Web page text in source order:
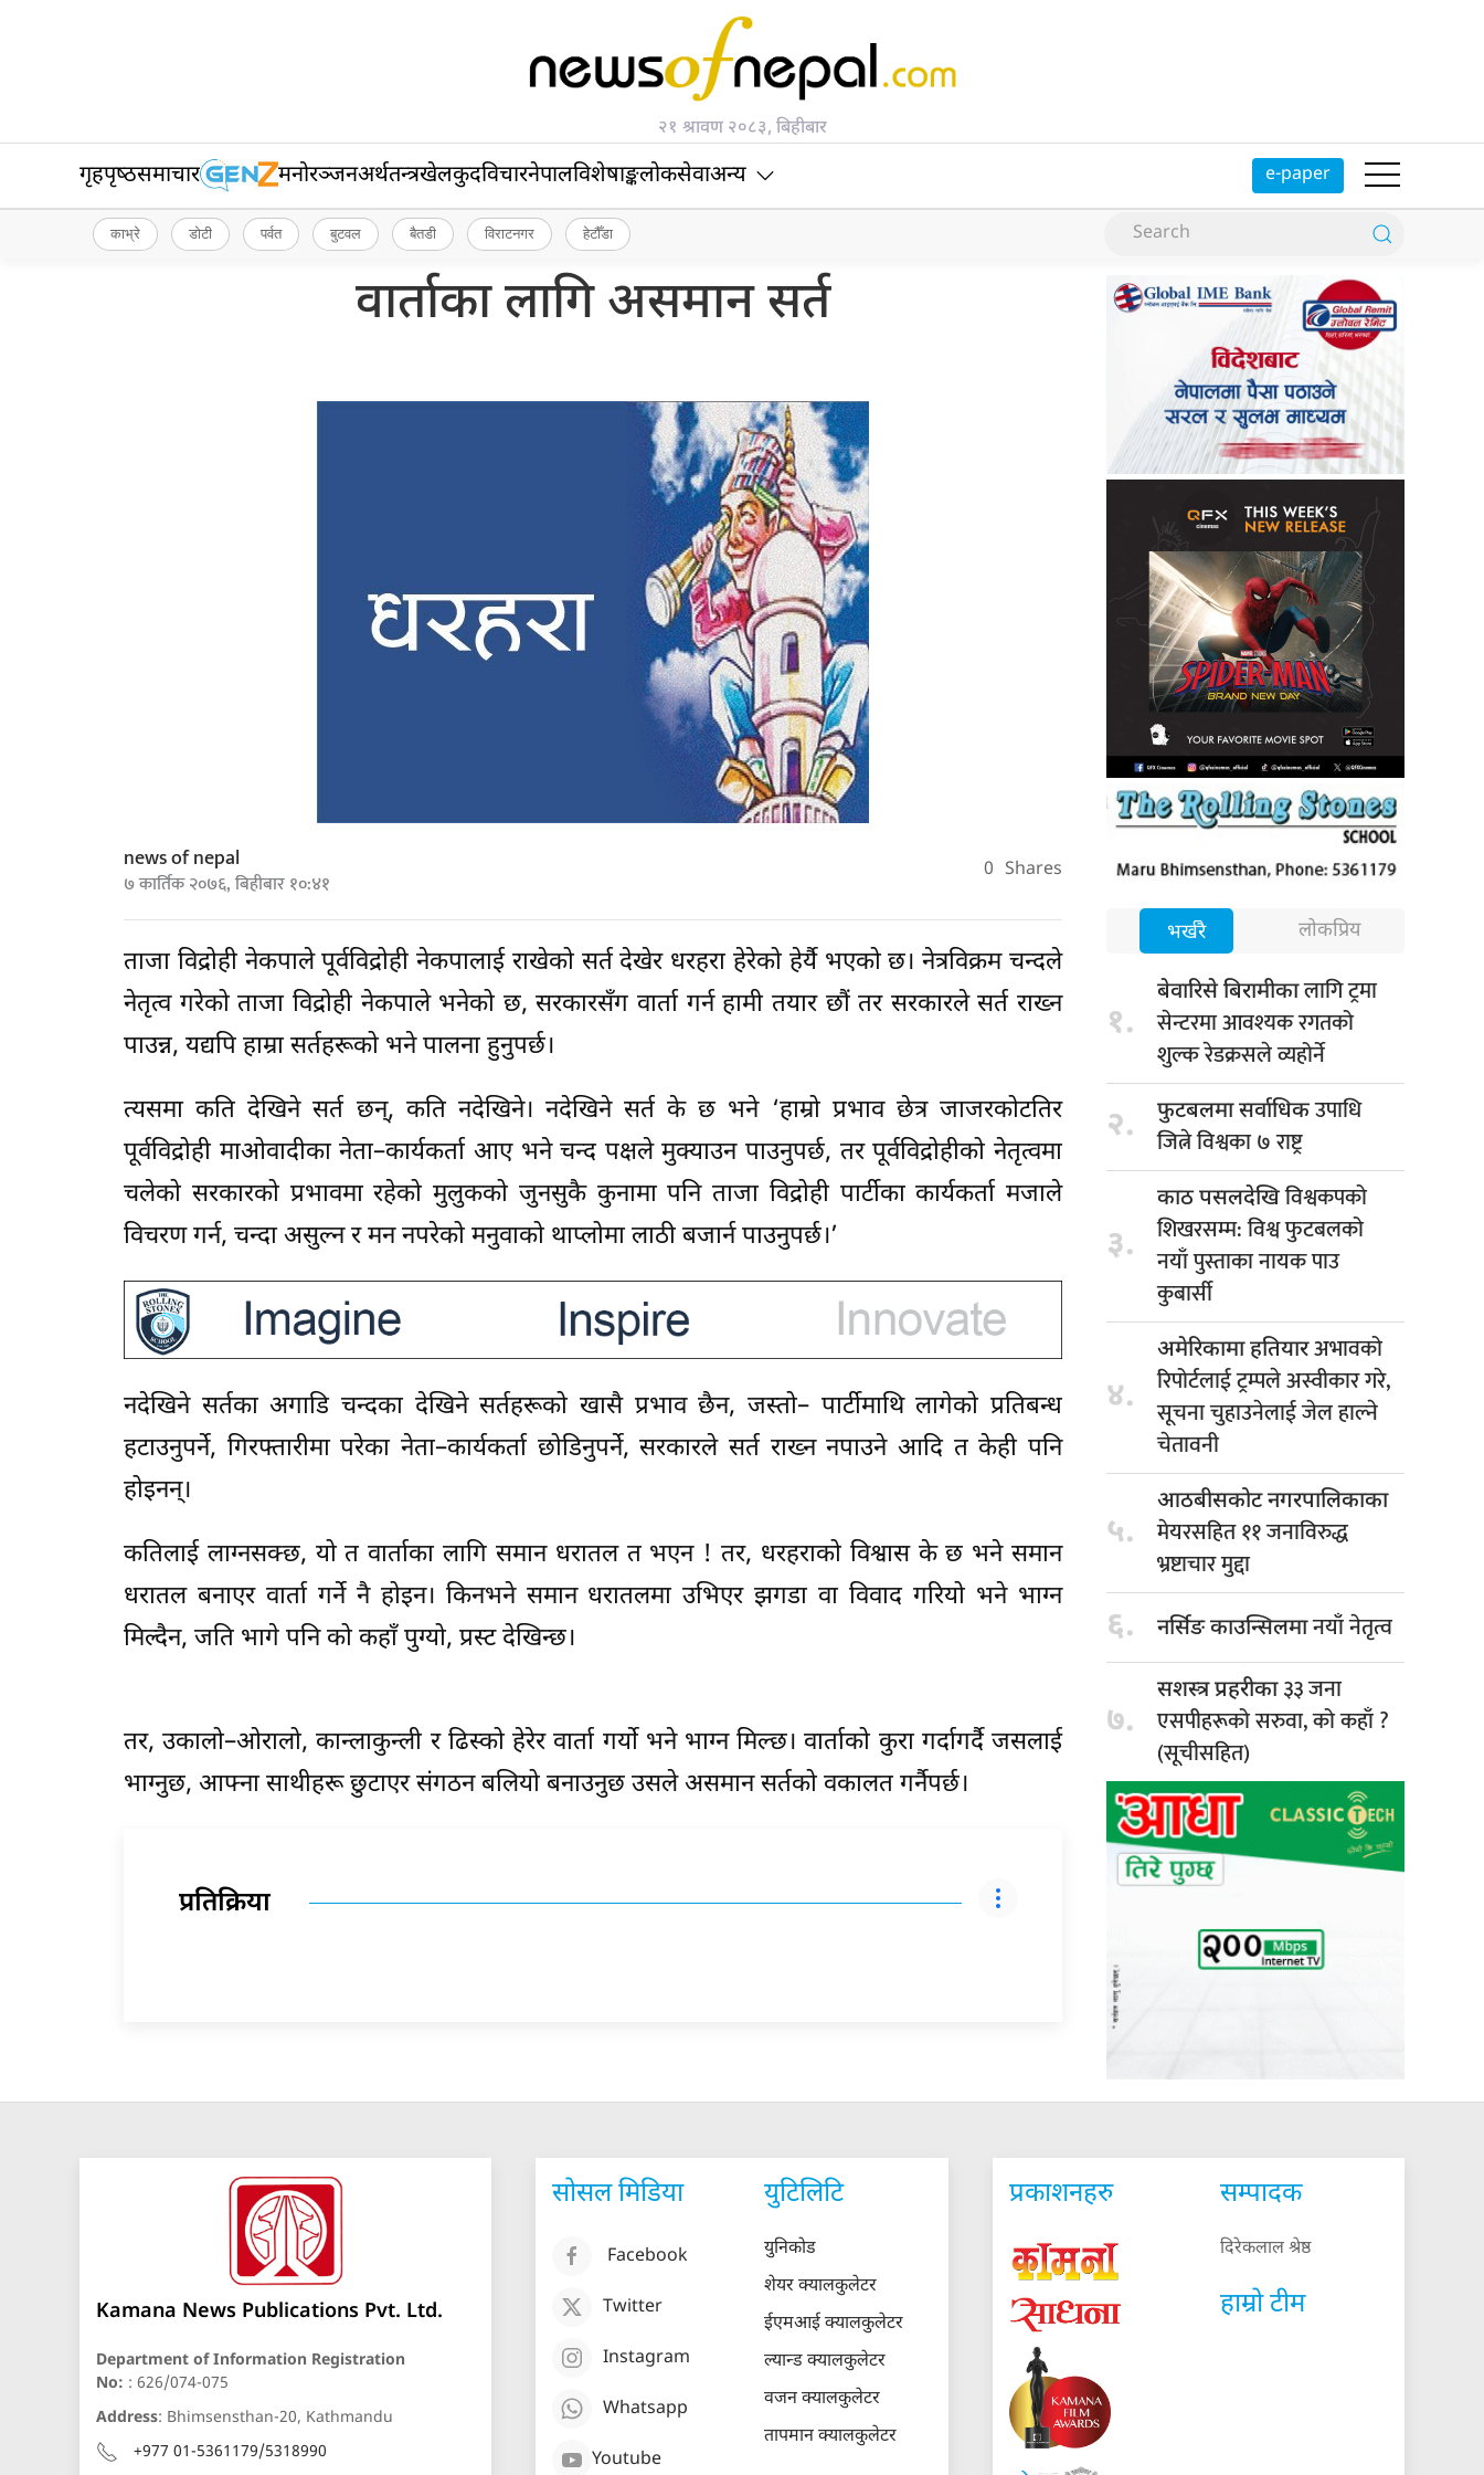
२१ श्रावण २०८३, बिहीबार
गृहपृष्‍ठसमाचार मनोरञ्जनअर्थतन्त्रखेलकुदविचारनेपालविशेषाङ्कलोकसेवाअन्य e-paper
काभ्रे डोटी पर्वत बुटवल बैतडी विराटनगर हेटौँडा
वार्ताका लागि असमान सर्त
news of nepal
७ कार्तिक २०७६, बिहीबार १०:४१ 0 Shares
ताजा विद्रोही नेकपाले पूर्वविद्रोही नेकपालाई राखेको सर्त देखेर धरहरा हेरेको हेर्यै भएको छ। नेत्रविक्रम चन्दले
नेतृत्व गरेको ताजा विद्रोही नेकपाले भनेको छ, सरकारसँग वार्ता गर्न हामी तयार छौं तर सरकारले सर्त राख्न
पाउन्न, यद्यपि हाम्रा सर्तहरूको भने पालना हुनुपर्छ।
त्यसमा कति देखिने सर्त छन्, कति नदेखिने। नदेखिने सर्त के छ भने ‘हाम्रो प्रभाव छेत्र जाजरकोटतिर
पूर्वविद्रोही माओवादीका नेता–कार्यकर्ता आए भने चन्द पक्षले मुक्याउन पाउनुपर्छ, तर पूर्वविद्रोहीको नेतृत्वमा
चलेको सरकारको प्रभावमा रहेको मुलुकको जुनसुकै कुनामा पनि ताजा विद्रोही पार्टीका कार्यकर्ता मजाले
विचरण गर्न, चन्दा असुल्न र मन नपरेको मनुवाको थाप्लोमा लाठी बजार्न पाउनुपर्छ।’
नदेखिने सर्तका अगाडि चन्दका देखिने सर्तहरूको खासै प्रभाव छैन, जस्तो– पार्टीमाथि लागेको प्रतिबन्ध
हटाउनुपर्ने, गिरफ्तारीमा परेका नेता–कार्यकर्ता छोडिनुपर्ने, सरकारले सर्त राख्न नपाउने आदि त केही पनि
होइनन्।
कतिलाई लाग्नसक्छ, यो त वार्ताका लागि समान धरातल त भएन ! तर, धरहराको विश्वास के छ भने समान
धरातल बनाएर वार्ता गर्ने नै होइन। किनभने समान धरातलमा उभिएर झगडा वा विवाद गरियो भने भाग्न
मिल्दैन, जति भागे पनि को कहाँ पुग्यो, प्रस्ट देखिन्छ।
तर, उकालो–ओरालो, कान्लाकुन्ली र ढिस्को हेरेर वार्ता गर्यो भने भाग्न मिल्छ। वार्ताको कुरा गर्दागर्दै जसलाई
भाग्नुछ, आफ्ना साथीहरू छुटाएर संगठन बलियो बनाउनुछ उसले असमान सर्तको वकालत गर्नैपर्छ।
प्रतिक्रिया
भर्खरै लोकप्रिय
१.
बेवारिसे बिरामीकालागि ट्रमा
सेन्टरमा आवश्यक रगतको
शुल्क रेडक्रसले व्यहोर्ने
२. फुटबलमा सर्वाधिकउपाधि
जित्ने विश्वका ७ राष्ट्र
३.
काठ पसलदेखिविश्वकपको
शिखरसम्म: विश्व फुटबलको
नयाँ पुस्ताका नायक पाउ
कुबार्सी
४.
अमेरिकामा हतियारअभावको
रिपोर्टलाई ट्रम्पले अस्वीकार गरे,
सूचना चुहाउनेलाई जेल हाल्ने
चेतावनी
५.
आठबीसकोट नगरपालिकाका
मेयरसहित ११ जनाविरुद्ध
भ्रष्टाचार मुद्दा
६. नर्सिङ काउन्सिलमानयाँ नेतृत्व
७.
सशस्त्र प्रहरीका३३ जना
एसपीहरूको सरुवा, को कहाँ ?
(सूचीसहित)
Kamana News Publications Pvt. Ltd.
Department of Information Registration
No: : 626/074-075
Address: Bhimsensthan-20, Kathmandu
+977 01-5361179/5318990
सोसल मिडिया
Facebook
Twitter
Instagram
Whatsapp
Youtube
युटिलिटि
युनिकोड
शेयर क्यालकुलेटर
ईएमआई क्यालकुलेटर
ल्यान्ड क्यालकुलेटर
वजन क्यालकुलेटर
तापमान क्यालकुलेटर
प्रकाशनहरु सम्पादक
दिरेकलाल श्रेष्ठ
हाम्रो टीम